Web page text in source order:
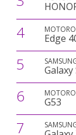
4 Edge
5
6 G53
7